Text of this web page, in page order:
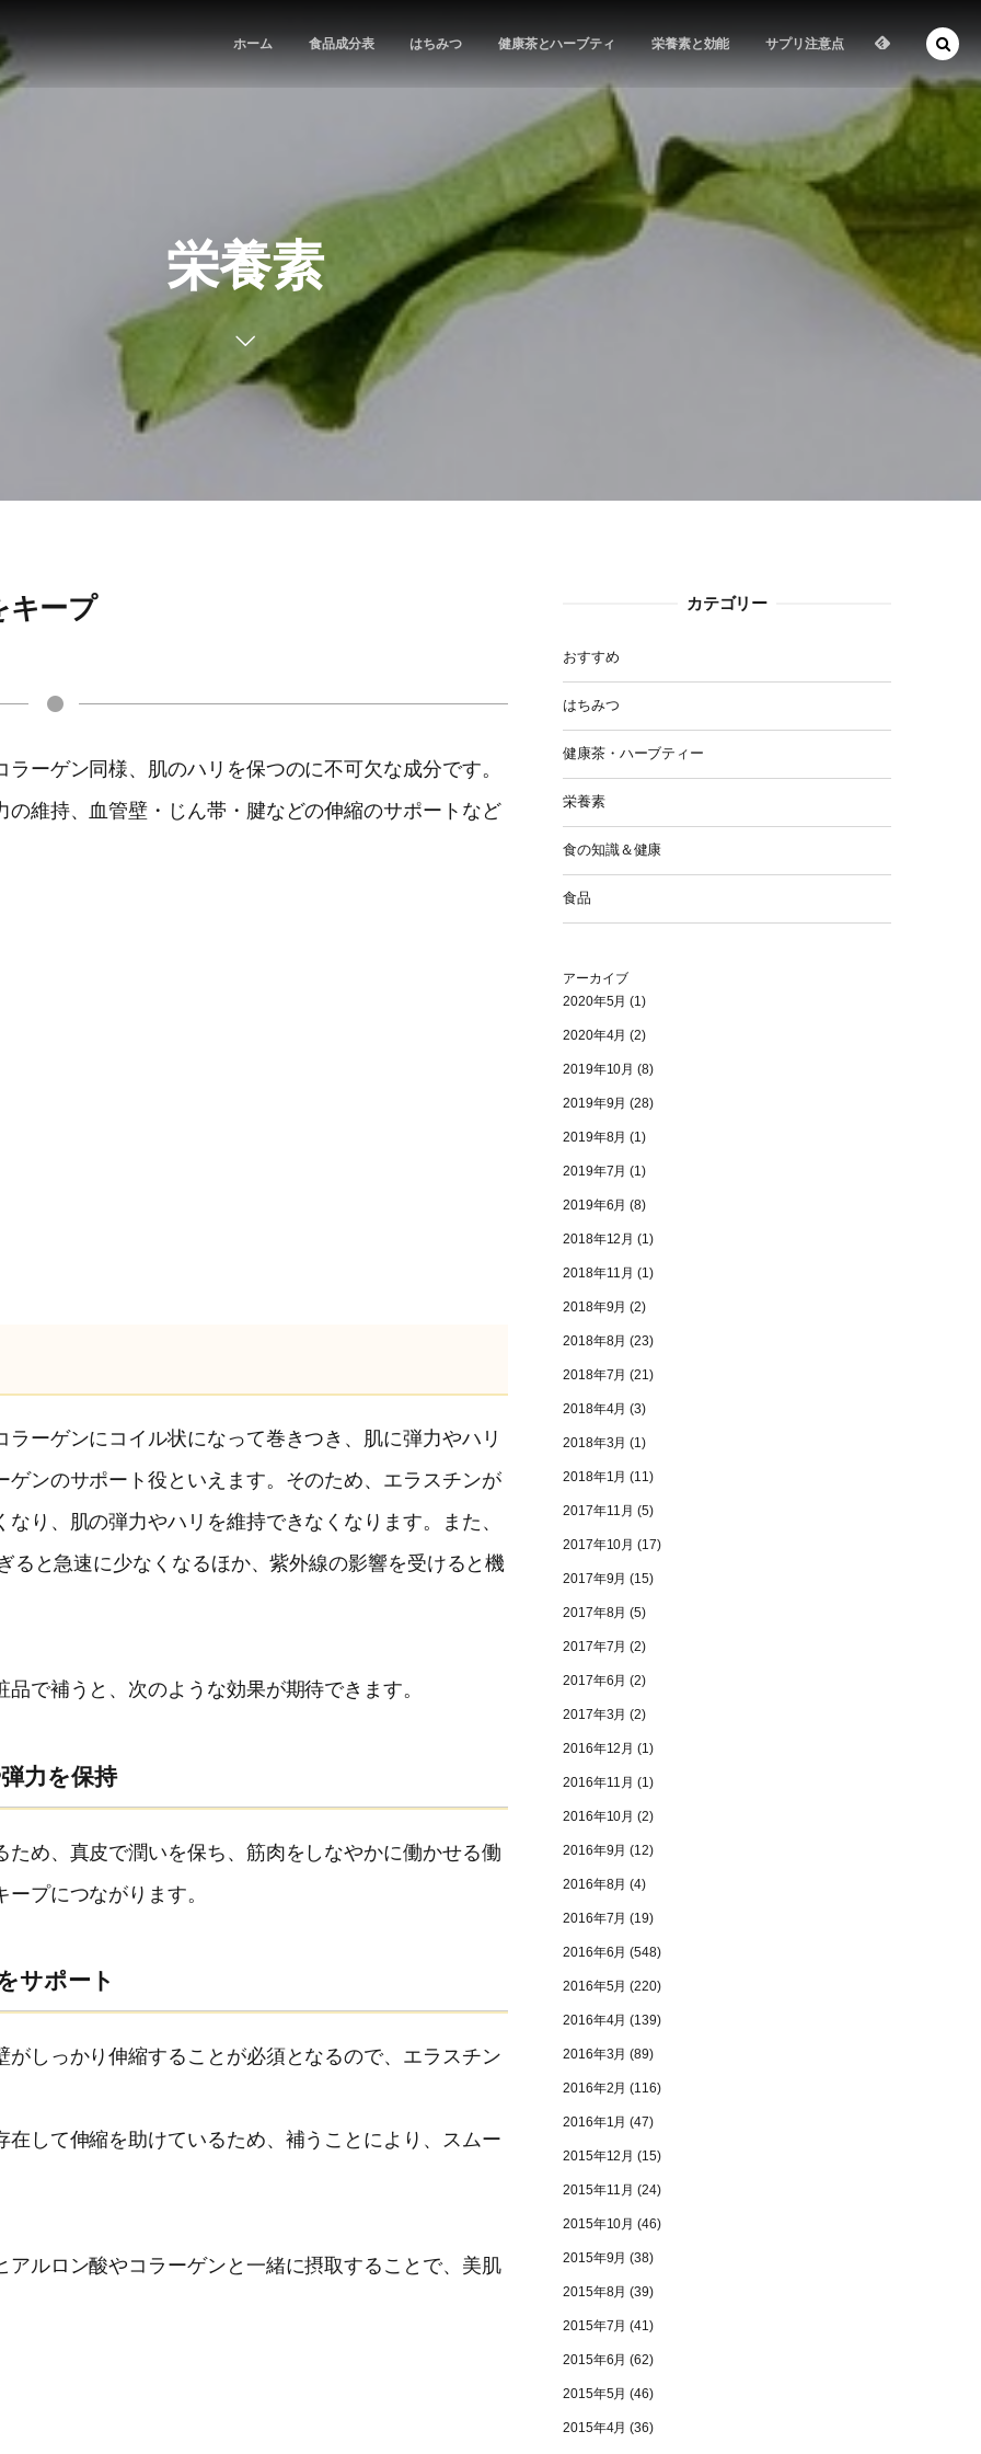
ホーム 食品成分表 はちみつ 健康茶とハーブティ 栄養素と効能 サプリ注意点
栄養素
キープ
ーゲン同様、肌のハリを保つのに不可欠な成分です。
維持、血管壁・じん帯・腱などの伸縮のサポートなど
ーゲンにコイル状になって巻きつき、肌に弾力やハリ
ンのサポート役といえます。そのため、エラスチンが
り、肌の弾力やハリを維持できなくなります。また、
ると急速に少なくなるほか、紫外線の影響を受けると機
で補うと、次のような効果が期待できます。
力を保持
め、真皮で潤いを保ち、筋肉をしなやかに働かせる働
プにつながります。
サポート
しっかり伸縮することが必須となるので、エラスチン
して伸縮を助けているため、補うことにより、スムー
ルロン酸やコラーゲンと一緒に摂取することで、美肌
カテゴリー
おすすめ
はちみつ
健康茶・ハーブティー
栄養素
食の知識＆健康
食品
アーカイブ
2020年5月 (1)
2020年4月 (2)
2019年10月 (8)
2019年9月 (28)
2019年8月 (1)
2019年7月 (1)
2019年6月 (8)
2018年12月 (1)
2018年11月 (1)
2018年9月 (2)
2018年8月 (23)
2018年7月 (21)
2018年4月 (3)
2018年3月 (1)
2018年1月 (11)
2017年11月 (5)
2017年10月 (17)
2017年9月 (15)
2017年8月 (5)
2017年7月 (2)
2017年6月 (2)
2017年3月 (2)
2016年12月 (1)
2016年11月 (1)
2016年10月 (2)
2016年9月 (12)
2016年8月 (4)
2016年7月 (19)
2016年6月 (548)
2016年5月 (220)
2016年4月 (139)
2016年3月 (89)
2016年2月 (116)
2016年1月 (47)
2015年12月 (15)
2015年11月 (24)
2015年10月 (46)
2015年9月 (38)
2015年8月 (39)
2015年7月 (41)
2015年6月 (62)
2015年5月 (46)
2015年4月 (36)